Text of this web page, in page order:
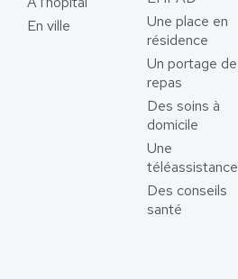
En ville
Une place en
résidence
Un portage de
repas
Des soins à
domicile
Une
téléassistance
Des conseils
santé